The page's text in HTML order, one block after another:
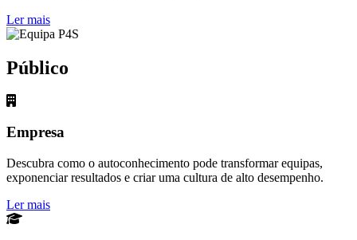
Ler mais
Público
Empresa
Descubra como o autoconhecimento pode transformar equipas,
exponenciar resultados e criar uma cultura de alto desempenho.
Ler mais